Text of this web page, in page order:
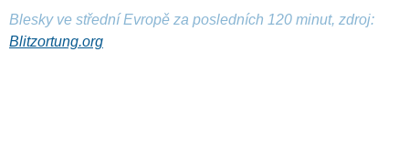
Blesky ve střední Evropě za posledních 120 minut, zdroj:
Blitzortung.org